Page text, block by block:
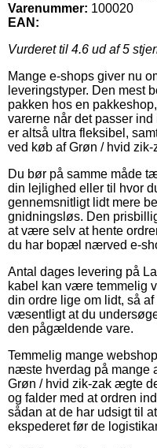
Varenummer: 100020
EAN:
Vurderet til 4.6 ud af 5
Mange e-shops giver nu
leveringstyper. Den mest
pakken hos en
varerne når det passer
er altså ultra fleksibel,
ved køb af Grøn / hvid
Du bør på samme måde
din lejlighed eller til hvor
gennemsnitligt lidt mere
gnidningsløs. Den
at være selv at hente
du har bopæl nærved e-
Antal dages levering på
kabel kan være temmelig
din ordre lige om lidt, så
væsentligt at du
den pågældende vare.
Temmelig mange
næste hverdag på mange
Grøn / hvid zik-zak ægte
og falder med at ordren
sådan at de har udsigt til
ekspederet før de